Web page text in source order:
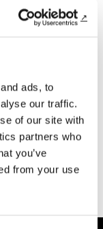
ads, to
our traffic.
of our site with
partners who
you’ve
from your use
su:ISSUU .
Open Access
successivo